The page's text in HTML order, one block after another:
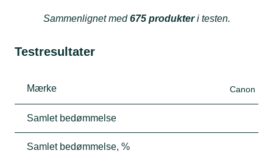
Sammenlignet med675 produkteri testen.
Testresultater
Mærke Canon
Samlet bedømmelse
Samlet bedømmelse, %